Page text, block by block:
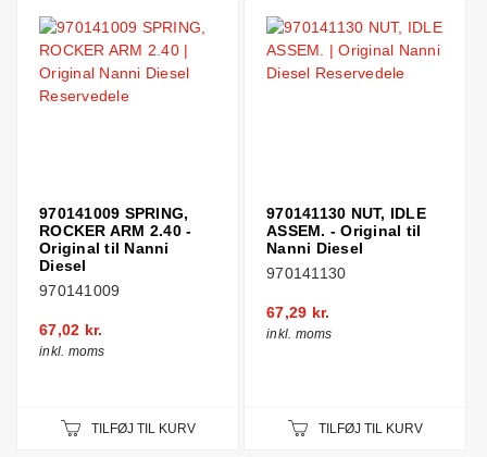
970141009 SPRING,
ROCKER ARM 2.40 -
Original til Nanni
Diesel
970141009
67,02 kr.
inkl. moms
TILFØJ TIL KURV
970141130 NUT, IDLE
ASSEM. - Original til
Nanni Diesel
970141130
67,29 kr.
inkl. moms
TILFØJ TIL KURV